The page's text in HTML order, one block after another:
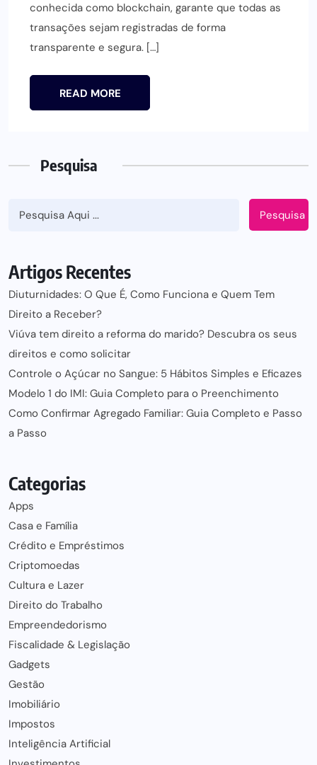
conhecida como blockchain, garante que todas as
transações sejam registradas de forma
transparente e segura. […]
READ MORE
Pesquisa
Pesquisa
Artigos Recentes
Diuturnidades: O Que É, Como Funciona e Quem Tem
Direito a Receber?
Viúva tem direito a reforma do marido? Descubra os seus
direitos e como solicitar
Controle o Açúcar no Sangue: 5 Hábitos Simples e Eficazes
Modelo 1 do IMI: Guia Completo para o Preenchimento
Como Confirmar Agregado Familiar: Guia Completo e Passo
a Passo
Categorias
Apps
Casa e Família
Crédito e Empréstimos
Criptomoedas
Cultura e Lazer
Direito do Trabalho
Empreendedorismo
Fiscalidade & Legislação
Gadgets
Gestão
Imobiliário
Impostos
Inteligência Artificial